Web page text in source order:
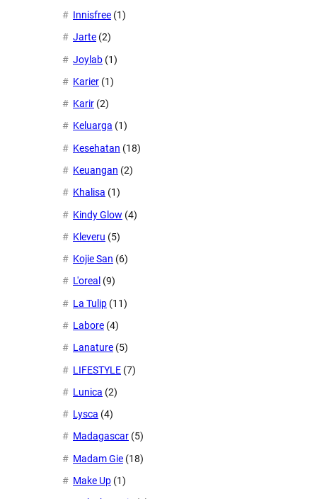
Innisfree (1)
Jarte (2)
Joylab (1)
Karier (1)
Karir (2)
Keluarga (1)
Kesehatan (18)
Keuangan (2)
Khalisa (1)
Kindy Glow (4)
Kleveru (5)
Kojie San (6)
L'oreal (9)
La Tulip (11)
Labore (4)
Lanature (5)
LIFESTYLE (7)
Lunica (2)
Lysca (4)
Madagascar (5)
Madam Gie (18)
Make Up (1)